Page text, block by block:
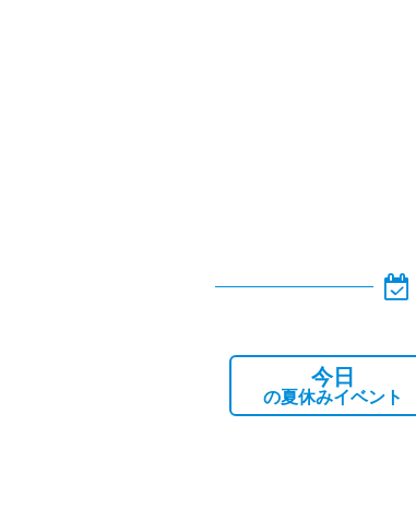
今日
の夏休みイベント